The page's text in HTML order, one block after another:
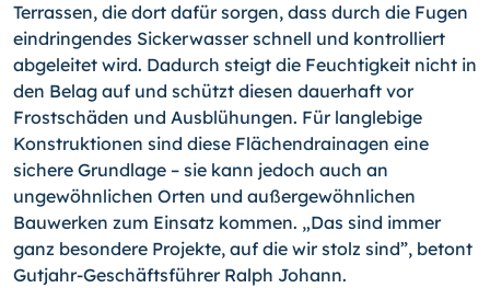
Terrassen, die dort dafür sorgen, dass durch die Fugen
eindringendes Sickerwasser schnell und kontrolliert
abgeleitet wird. Dadurch steigt die Feuchtigkeit nicht in
den Belag auf und schützt diesen dauerhaft vor
Frostschäden und Ausblühungen. Für langlebige
Konstruktionen sind diese Flächendrainagen eine
sichere Grundlage – sie kann jedoch auch an
ungewöhnlichen Orten und außergewöhnlichen
Bauwerken zum Einsatz kommen. „Das sind immer
ganz besondere Projekte, auf die wir stolz sind”, betont
Gutjahr-Geschäftsführer Ralph Johann.